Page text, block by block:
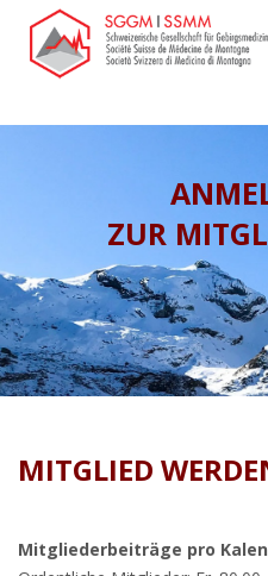
ZUR
MITGLIED
Mitgliederbeiträge pro